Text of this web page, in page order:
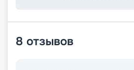
8 отзывов